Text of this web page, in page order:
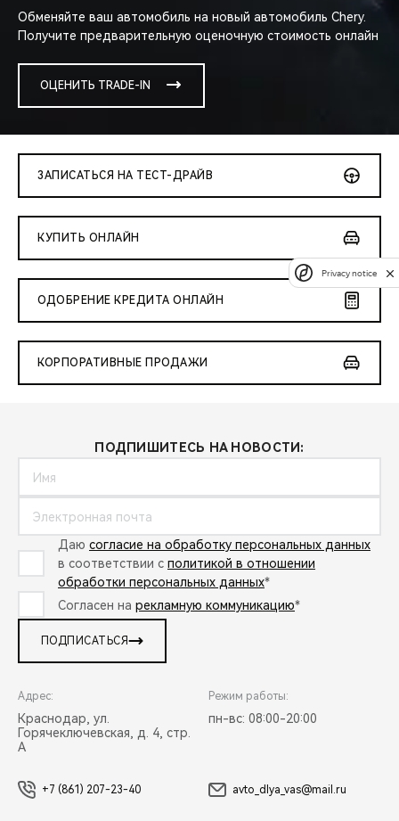
Обменяйте ваш автомобиль на новый автомобиль Chery.
Получите предварительную оценочную стоимость онлайн
ОЦЕНИТЬ TRADE-IN
ЗАПИСАТЬСЯ НА ТЕСТ-ДРАЙВ
КУПИТЬ ОНЛАЙН
ОДОБРЕНИЕ КРЕДИТА ОНЛАЙН
КОРПОРАТИВНЫЕ ПРОДАЖИ
ПОДПИШИТЕСЬ НА НОВОСТИ:
Даю согласие на обработку персональных данных
в соответствии с политикой в отношении
обработки персональных данных*
Согласен на рекламную коммуникацию*
ПОДПИСАТЬСЯ
Адрес:
Краснодар, ул.
Горячеключевская, д. 4, стр.
А
Режим работы:
пн-вс: 08:00-20:00
+7 (861) 207-23-40 avto_dlya_vas@mail.ru
Privacy notice